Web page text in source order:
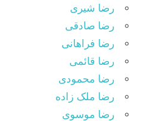
رضا شیری
رضا صادقی
رضا فراهانی
رضا قائمی
رضا محمودی
رضا ملک زاده
رضا موسوی